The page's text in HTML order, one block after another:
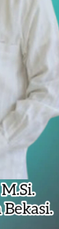
Solusi Nyata
Umum
Prabowo